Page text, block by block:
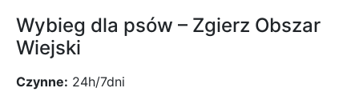
Wybieg dla psów – Zgierz Obszar
Wiejski
Czynne: 24h/7dni